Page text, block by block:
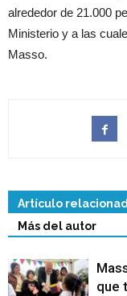
alrededor de 21.000
Ministerio y a las
Masso.
Artículo
Más del autor
que